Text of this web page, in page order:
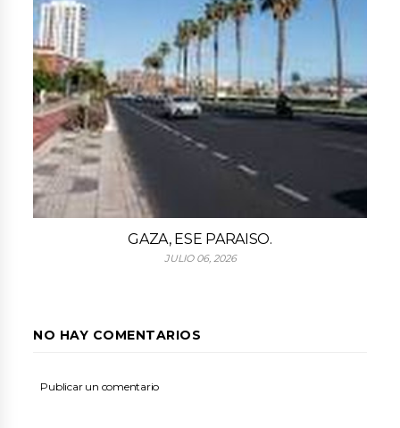
GAZA, ESE PARAISO.
JULIO 06, 2026
NO HAY COMENTARIOS
Publicar un comentario